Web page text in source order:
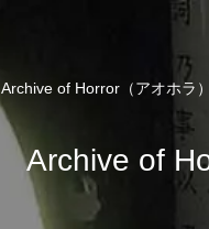
Archive of Horror（アオホラ
Archive of